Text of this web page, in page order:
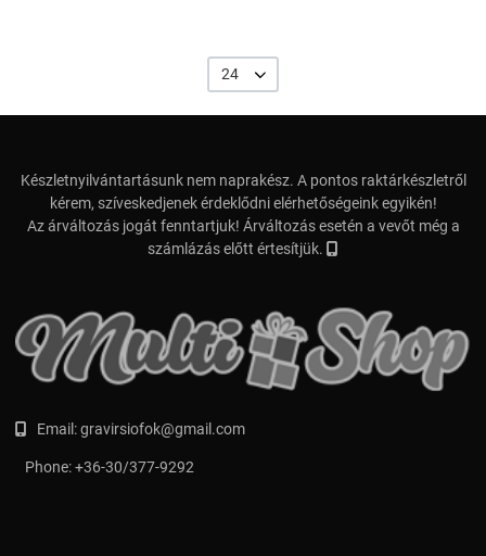
24
Készletnyilvántartásunk nem naprakész. A pontos raktárkészletről
kérem, szíveskedjenek érdeklődni elérhetőségeink egyikén!
Az árváltozás jogát fenntartjuk! Árváltozás esetén a vevőt még a
számlázás előtt értesítjük.
Email:gravirsiofok@gmail.com
Phone:+36-30/377-9292